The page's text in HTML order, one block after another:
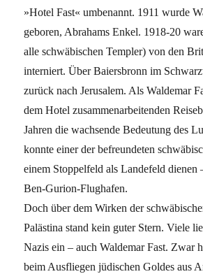
»Hotel Fast« umbenannt. 1911 wurde
geboren, Abrahams Enkel. 1918-20
alle schwäbischen Templer) von den
interniert. Über Baiersbronn im
zurück nach Jerusalem. Als Waldemar
dem Hotel zusammenarbeitenden
Jahren die wachsende Bedeutung des
konnte einer der befreundeten
einem Stoppelfeld als Landefeld dienen
Ben-Gurion-Flughafen.
Doch über dem Wirken der
Palästina stand kein guter Stern. Viele
Nazis ein – auch Waldemar Fast. Zwar
beim Ausfliegen jüdischen Goldes aus